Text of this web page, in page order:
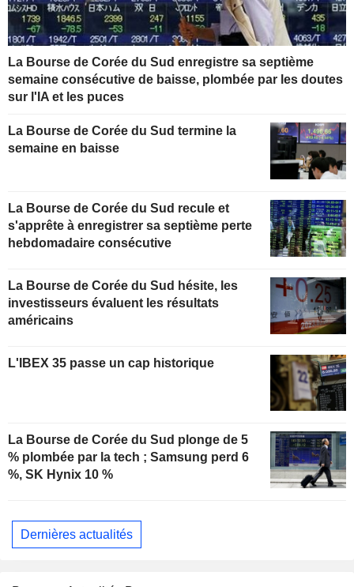
La Bourse de Corée du Sud enregistre sa septième
semaine consécutive de baisse, plombée par les doutes
sur l'IA et les puces
La Bourse de Corée du Sud termine la
semaine en baisse
La Bourse de Corée du Sud recule et
s'apprête à enregistrer sa septième perte
hebdomadaire consécutive
La Bourse de Corée du Sud hésite, les
investisseurs évaluent les résultats
américains
L'IBEX 35 passe un cap historique
La Bourse de Corée du Sud plonge de 5
% plombée par la tech ; Samsung perd 6
%, SK Hynix 10 %
Dernières actualités